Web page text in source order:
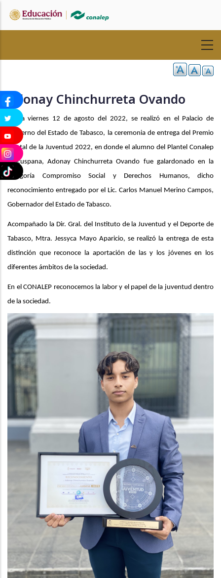
Adonay Chinchurreta Ovando
El día viernes 12 de agosto del 2022, se realizó en el Palacio de
Gobierno del Estado de Tabasco, la ceremonia de entrega del Premio
Estatal de la Juventud 2022, en donde el alumno del Plantel Conalep
Macuspana, Adonay Chinchurreta Ovando fue galardonado en la
categoría Compromiso Social y Derechos Humanos, dicho
reconocimiento entregado por el Lic. Carlos Manuel Merino Campos,
Gobernador del Estado de Tabasco.
Acompañado la Dir. Gral. del Instituto de la Juventud y el Deporte de
Tabasco, Mtra. Jessyca Mayo Aparicio, se realizó la entrega de esta
distinción que reconoce la aportación de las y los jóvenes en los
diferentes ámbitos de la sociedad.
En el CONALEP reconocemos la labor y el papel de la juventud dentro
de la sociedad.